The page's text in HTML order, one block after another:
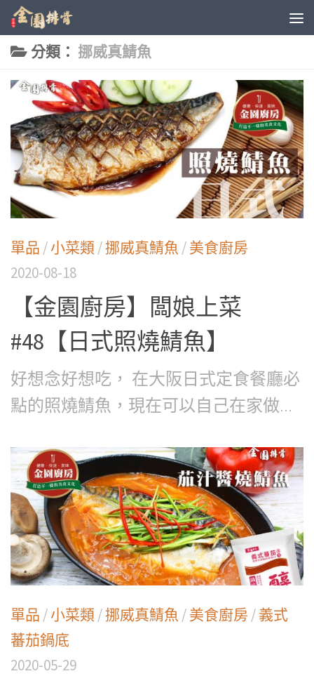
分類： 挪威真鯖魚
單品 /小菜類 /挪威真鯖魚 /美食廚房
2020-08-18
【金園廚房】闆娘上菜
#48【日式照燒鯖魚】
好想念好想吃， 在大阪日式定食餐廳必
點的照燒鯖魚，現在可以自己在家做...
單品 /小菜類 /挪威真鯖魚 /美食廚房 /義式
蕃茄鍋底
2020-05-29